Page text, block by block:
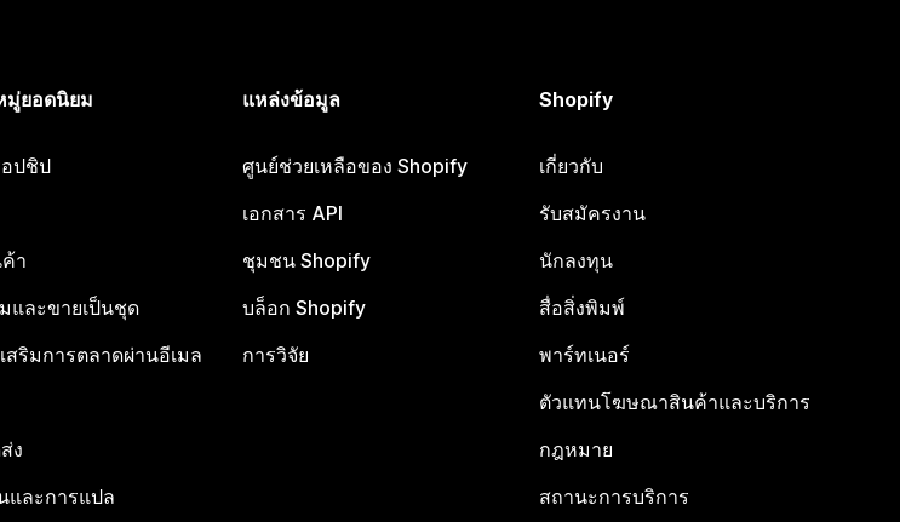
มู่ยอดนิยม
ปชิป
า
และขายเป็นชุด
สริมการตลาดผ่านอีเมล
ง
และการแปล
แหล่งข้อมูล
ศูนย์ช่วยเหลือของ Shopify
เอกสาร API
ชุมชน Shopify
บล็อก Shopify
การวิจัย
Shopify
เกี่ยวกับ
รับสมัครงาน
นักลงทุน
สื่อสิ่งพิมพ์
พาร์ทเนอร์
ตัวแทนโฆษณาสินค้าและบริการ
กฎหมาย
สถานะการบริการ